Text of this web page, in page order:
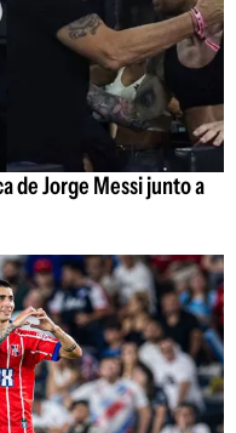
de Jorge Messi junto a